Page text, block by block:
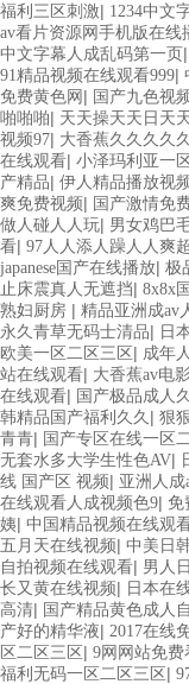
福利三区刺激| 1234中文
av看片资源网手机版在线
中文字幕人成乱码第一页 |
91精品视频在线观看999|
免费黄色网 | 国产九色视
啪啪啪| 天天操天天日天
视频97| 大香蕉久久久久
在线观看| 小泽玛利亚一
产精品| 伊人精品播放视
爽免费视频| 国产激情免
做人碰人人玩| 男女鸡巴
看| 97人人添人躁人人爽
japanese国产在线播放| 极
止床震真人无遮挡| 8x8x
熟妇厨房 | 精品亚洲成av
永久青草无码士清品| 日
欧美一区二区三区 | 成年
站在线观看| 大香蕉av电
在线观看| 国产极品成人
韩精品国产福利久久 | 狠
青青| 国产专区在线一区
无套水多大学生性色AV|
线 国产区 视频| 亚洲人
在线观看人成视频色9| 免
姨| 中国精品视频在线观
五月天在线视频| 中美日
自拍视频在线观看| 男人
长又黄在线视频| 日本在
高清| 国产精品黄色成人
产好的精华液| 2017在线
区二区三区 | 9网网站免费
福利无码一区二区三区 |